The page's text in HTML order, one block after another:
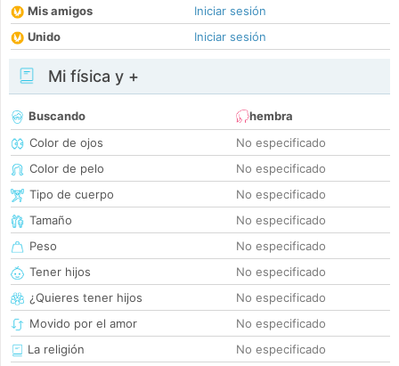
Mis amigos
Iniciar sesión
Unido
Iniciar sesión
Mi física y +
Buscando
hembra
Color de ojos
No especificado
Color de pelo
No especificado
Tipo de cuerpo
No especificado
Tamaño
No especificado
Peso
No especificado
Tener hijos
No especificado
¿Quieres tener hijos
No especificado
Movido por el amor
No especificado
La religión
No especificado